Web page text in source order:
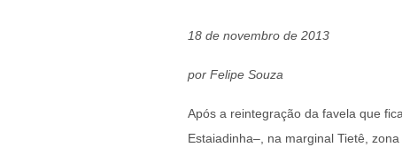
18 de novembro de 2013
por Felipe Souza
Após a reintegração da favela que
Estaiadinha–, na marginal Tietê,